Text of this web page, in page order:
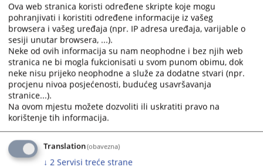
Trenutno nema vijesti
Ova web stranica koristi određene skripte koje mogu
pohranjivati i koristiti određene informacije iz vašeg
browsera i vašeg uređaja (npr. IP adresa uređaja, varijable o
sesiji unutar browsera, ...).
Neke od ovih informacija su nam neophodne i bez njih web
stranica ne bi mogla fukcionisati u svom punom obimu, dok
neke nisu prijeko neophodne a služe za dodatne stvari (npr.
procjenu nivoa posjećenosti, budućeg usavršavanja
stranice...).
Na ovom mjestu možete dozvoliti ili uskratiti pravo na
korištenje tih informacija.
Translation(obavezna)
↓ 2 Servisi treće strane